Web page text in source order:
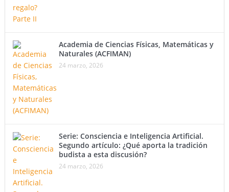
Academia de Ciencias Físicas, Matemáticas y
Naturales (ACFIMAN)
24 marzo, 2026
Serie: Consciencia e Inteligencia Artificial.
Segundo artículo: ¿Qué aporta la tradición
budista a esta discusión?
24 marzo, 2026